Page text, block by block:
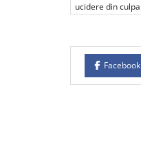
ucidere din culpa
Facebook